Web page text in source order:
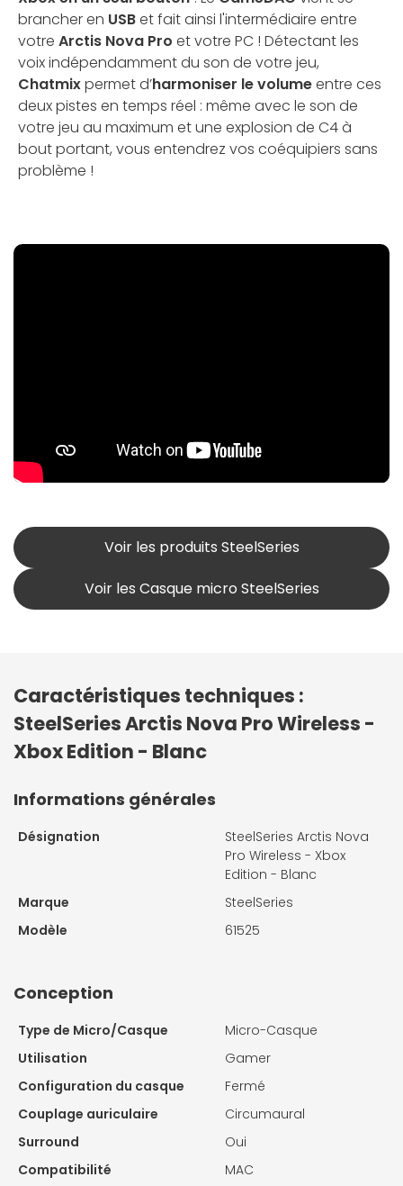
brancher en USBet fait ainsi l'intermédiaire entre
votre Arctis Nova Pro et votre PC ! Détectant les
voix indépendamment du son de votre jeu,
Chatmixpermet d’harmoniser le volumeentre ces
deux pistes en temps réel : même avec le son de
votre jeu au maximum et une explosion de C4 à
bout portant, vous entendrez vos coéquipiers sans
problème !
Voir les produits SteelSeries
Voir les Casque micro SteelSeries
Caractéristiques techniques :
SteelSeries Arctis Nova Pro Wireless -
Xbox Edition - Blanc
Informations générales
Désignation
SteelSeries Arctis Nova
Pro Wireless - Xbox
Edition - Blanc
Marque
SteelSeries
Modèle
61525
Conception
Type de Micro/Casque
Micro-Casque
Utilisation
Gamer
Configuration du casque
Fermé
Couplage auriculaire
Circumaural
Surround
Oui
Compatibilité
MAC